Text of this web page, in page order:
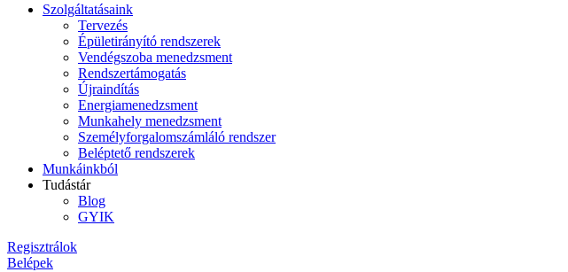
Szolgáltatásaink
Tervezés
Épületirányító rendszerek
Vendégszoba menedzsment
Rendszertámogatás
Újraindítás
Energiamenedzsment
Munkahely menedzsment
Személyforgalomszámláló rendszer
Beléptető rendszerek
Munkáinkból
Tudástár
Blog
GYIK
Regisztrálok
Belépek